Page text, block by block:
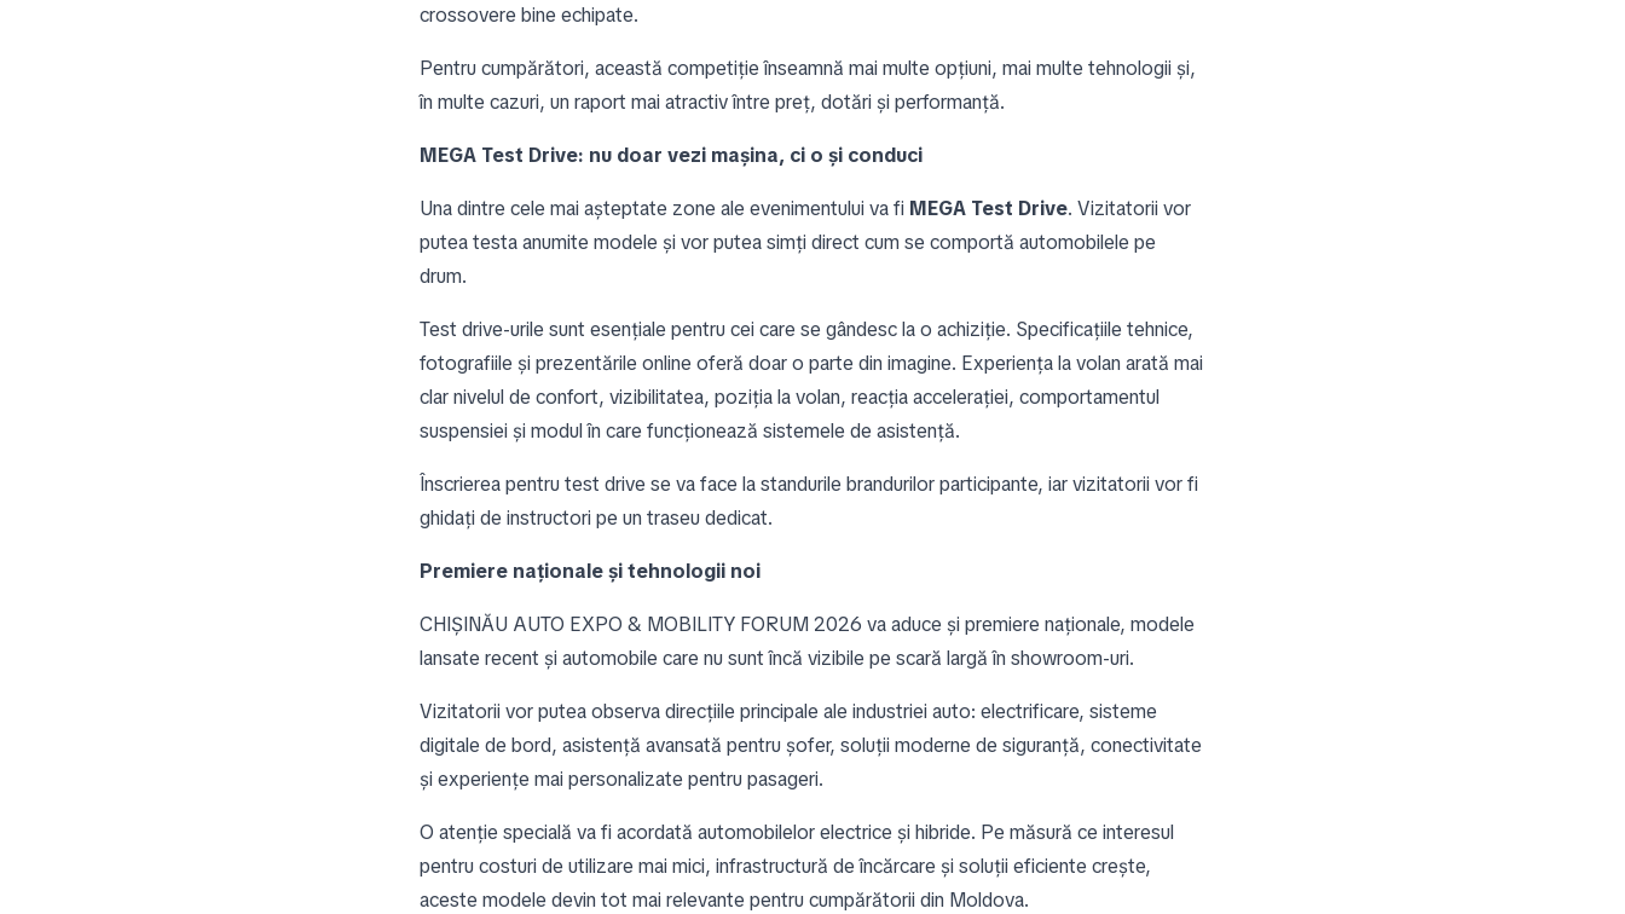
crossovere bine echipate.
Pentru cumpărători, această competiție înseamnă mai multe opțiuni, mai multe tehnologii și,
în multe cazuri, un raport mai atractiv între preț, dotări și performanță.
MEGA Test Drive: nu doar vezi mașina, ci o și conduci
Una dintre cele mai așteptate zone ale evenimentului va fi MEGA Test Drive. Vizitatorii vor
putea testa anumite modele și vor putea simți direct cum se comportă automobilele pe
drum.
Test drive-urile sunt esențiale pentru cei care se gândesc la o achiziție. Specificațiile tehnice,
fotografiile și prezentările online oferă doar o parte din imagine. Experiența la volan arată mai
clar nivelul de confort, vizibilitatea, poziția la volan, reacția accelerației, comportamentul
suspensiei și modul în care funcționează sistemele de asistență.
Înscrierea pentru test drive se va face la standurile brandurilor participante, iar vizitatorii vor fi
ghidați de instructori pe un traseu dedicat.
Premiere naționale și tehnologii noi
CHIȘINĂU AUTO EXPO & MOBILITY FORUM 2026 va aduce și premiere naționale, modele
lansate recent și automobile care nu sunt încă vizibile pe scară largă în showroom-uri.
Vizitatorii vor putea observa direcțiile principale ale industriei auto: electrificare, sisteme
digitale de bord, asistență avansată pentru șofer, soluții moderne de siguranță, conectivitate
și experiențe mai personalizate pentru pasageri.
O atenție specială va fi acordată automobilelor electrice și hibride. Pe măsură ce interesul
pentru costuri de utilizare mai mici, infrastructură de încărcare și soluții eficiente crește,
aceste modele devin tot mai relevante pentru cumpărătorii din Moldova.